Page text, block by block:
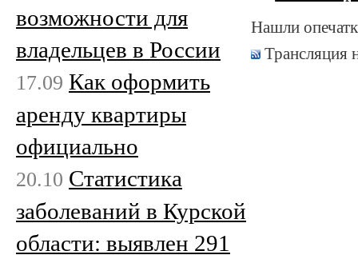
Нашли
Трансляция
возможности для
владельцев в России
17.09 Как оформить
аренду квартиры
официально
20.10 Статистика
заболеваний в Курской
области: выявлен 291